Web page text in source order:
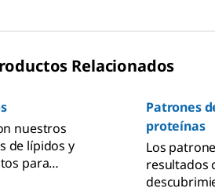
Relacionados
nuestros
de lípidos y
para
Patrones
proteínas
Los
resultados